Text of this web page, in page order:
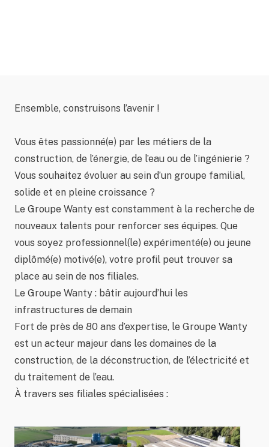
Ensemble, construisons l’avenir !
Vous êtes passionné(e) par les métiers de la
construction, de l’énergie, de l’eau ou de l’ingénierie ?
Vous souhaitez évoluer au sein d’un groupe familial,
solide et en pleine croissance ?
Le Groupe Wanty est constamment à la recherche de
nouveaux talents pour renforcer ses équipes. Que
vous soyez professionnel(le) expérimenté(e) ou jeune
diplômé(e) motivé(e), votre profil peut trouver sa
place au sein de nos filiales.
Le Groupe Wanty : bâtir aujourd’hui les
infrastructures de demain
Fort de près de 80 ans d’expertise, le Groupe Wanty
est un acteur majeur dans les domaines de la
construction, de la déconstruction, de l’électricité et
du traitement de l’eau.
À travers ses filiales spécialisées :